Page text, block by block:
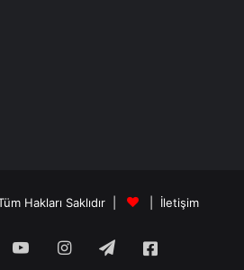
Hakları Saklıdır | İletişim
YouTubeInstagramTelegram